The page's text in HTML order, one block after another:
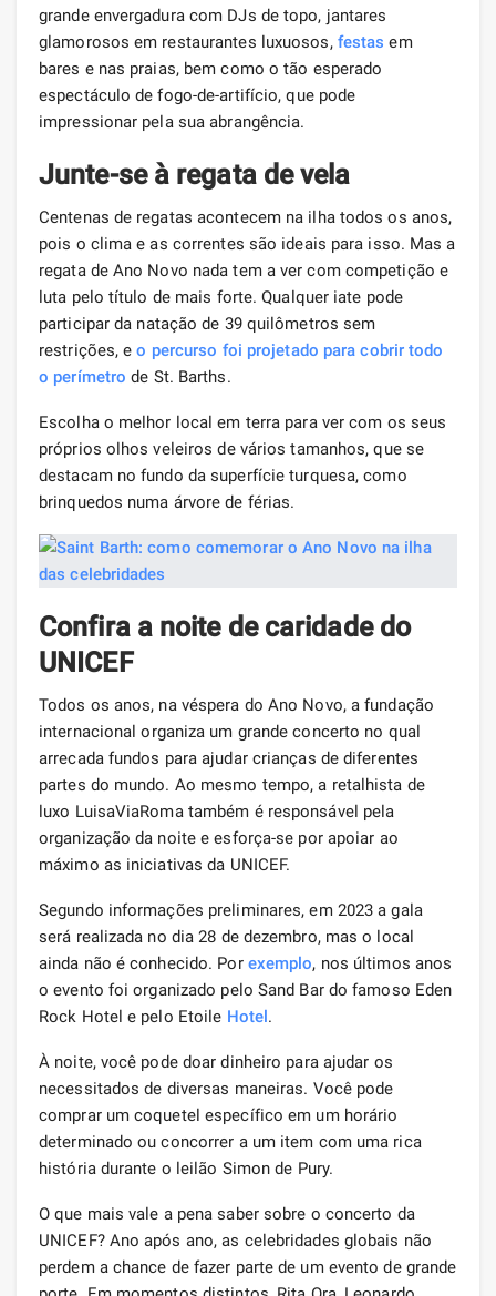
grande envergadura com DJs de topo, jantares
glamorosos em restaurantes luxuosos, festas em
bares e nas praias, bem como o tão esperado
espectáculo de fogo-de-artifício, que pode
impressionar pela sua abrangência.
Junte-se à regata de vela
Centenas de regatas acontecem na ilha todos os anos,
pois o clima e as correntes são ideais para isso. Mas a
regata de Ano Novo nada tem a ver com competição e
luta pelo título de mais forte. Qualquer iate pode
participar da natação de 39 quilômetros sem
restrições, eo percurso foi projetado para cobrir todo
o perímetro de St. Barths.
Escolha o melhor local em terra para ver com os seus
próprios olhos veleiros de vários tamanhos, que se
destacam no fundo da superfície turquesa, como
brinquedos numa árvore de férias.
Confira a noite de caridade do
UNICEF
Todos os anos, na véspera do Ano Novo, a fundação
internacional organiza um grande concerto no qual
arrecada fundos para ajudar crianças de diferentes
partes do mundo. Ao mesmo tempo, a retalhista de
luxo LuisaViaRoma também é responsável pela
organização da noite e esforça-se por apoiar ao
máximo as iniciativas da UNICEF.
Segundo informações preliminares, em 2023 a gala
será realizada no dia 28 de dezembro, mas o local
ainda não é conhecido. Por exemplo, nos últimos anos
o evento foi organizado pelo Sand Bar do famoso Eden
Rock Hotel e pelo Etoile Hotel.
À noite, você pode doar dinheiro para ajudar os
necessitados de diversas maneiras. Você pode
comprar um coquetel específico em um horário
determinado ou concorrer a um item com uma rica
história durante o leilão Simon de Pury.
O que mais vale a pena saber sobre o concerto da
UNICEF? Ano após ano, as celebridades globais não
perdem a chance de fazer parte de um evento de grande